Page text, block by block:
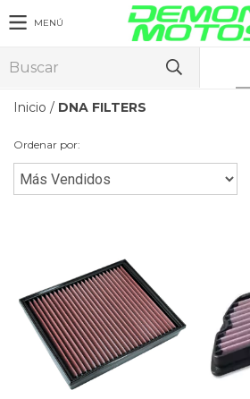
MENÚ
Inicio / DNA FILTERS
Ordenar por: